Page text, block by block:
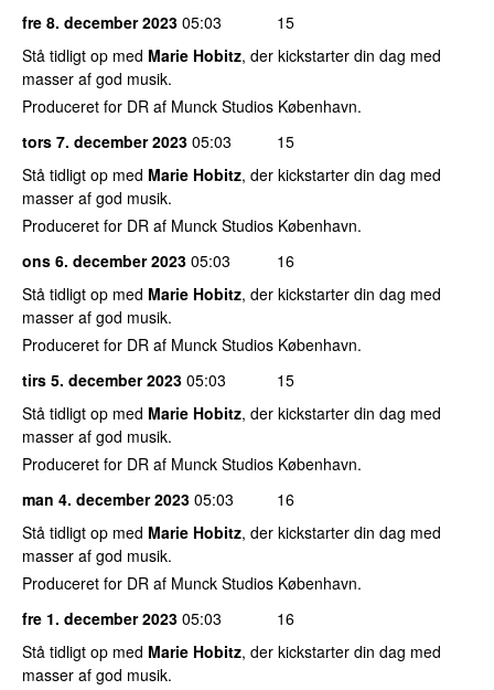
fre 8. december 2023 05:03
15
Stå tidligt op med Marie Hobitz, der kickstarter din dag med
masser af god musik.
Produceret for DR af Munck Studios København.
tors 7. december 2023 05:03
15
Stå tidligt op med Marie Hobitz, der kickstarter din dag med
masser af god musik.
Produceret for DR af Munck Studios København.
ons 6. december 2023 05:03
16
Stå tidligt op med Marie Hobitz, der kickstarter din dag med
masser af god musik.
Produceret for DR af Munck Studios København.
tirs 5. december 2023 05:03
15
Stå tidligt op med Marie Hobitz, der kickstarter din dag med
masser af god musik.
Produceret for DR af Munck Studios København.
man 4. december 2023 05:03
16
Stå tidligt op med Marie Hobitz, der kickstarter din dag med
masser af god musik.
Produceret for DR af Munck Studios København.
fre 1. december 2023 05:03
16
Stå tidligt op med Marie Hobitz, der kickstarter din dag med
masser af god musik.